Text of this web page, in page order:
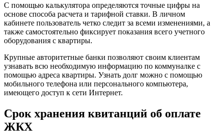
С помощью калькулятора определяются точные цифры на
основе способа расчета и тарифной ставки. В личном
кабинете пользователь четко следит за всеми изменениями, а
также самостоятельно фиксирует показания всего учетного
оборудования с квартиры.
Крупные авторитетные банки позволяют своим клиентам
узнавать всю необходимую информацию по коммуналке с
помощью адреса квартиры. Узнать долг можно с помощью
мобильного телефона или персонального компьютера,
имеющего доступ к сети Интернет.
Срок хранения квитанций об оплате
ЖКХ